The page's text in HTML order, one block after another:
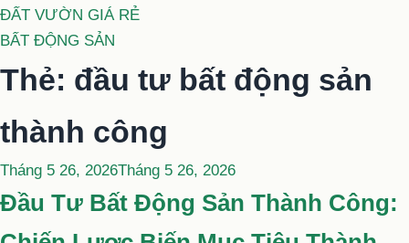
ĐẤT VƯỜN GIÁ RẺ
BẤT ĐỘNG SẢN
Thẻ: đầu tư bất động sản
thành công
Đăng
trong
Tháng 5 26, 2026Tháng 5 26, 2026
Đầu Tư Bất Động Sản Thành Công: